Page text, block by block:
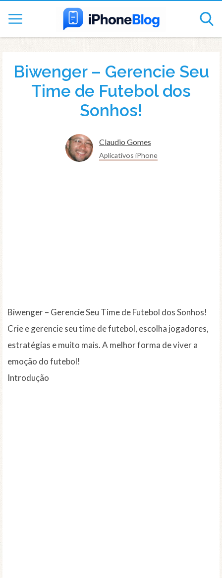
Biwenger – Gerencie Seu
Time de Futebol dos
Sonhos!
Claudio Gomes
Aplicativos iPhone
Biwenger – Gerencie Seu Time de Futebol dos Sonhos!
Crie e gerencie seu time de futebol, escolha jogadores,
estratégias e muito mais. A melhor forma de viver a
emoção do futebol!
Introdução